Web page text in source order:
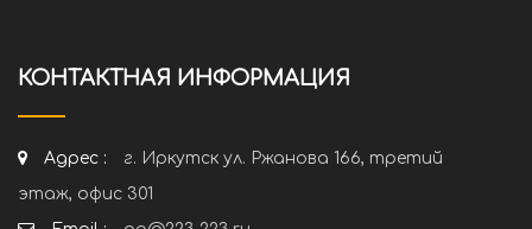
КОНТАКТНАЯ ИНФОРМАЦИЯ
Адрес :
г. Иркутск ул. Ржанова 166, третий
этаж, офис 301